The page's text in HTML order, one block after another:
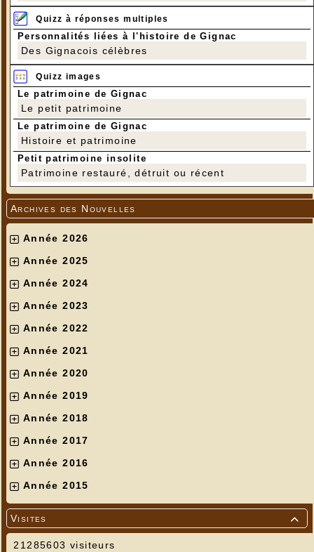
Quizz à réponses multiples
Personnalités liées à l'histoire de Gignac
Des Gignacois célèbres
Quizz images
Le patrimoine de Gignac
Le petit patrimoine
Le patrimoine de Gignac
Histoire et patrimoine
Petit patrimoine insolite
Patrimoine restauré, détruit ou récent
Archives des Nouvelles
Année 2026
Année 2025
Année 2024
Année 2023
Année 2022
Année 2021
Année 2020
Année 2019
Année 2018
Année 2017
Année 2016
Année 2015

Visites
21285603 visiteurs